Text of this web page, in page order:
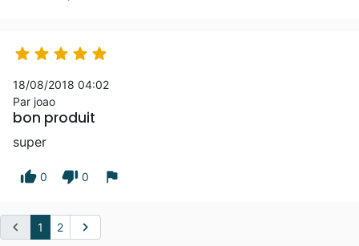
    
18/08/2018 04:02
Par joao
bon produit
super
thumb_up 0 thumb_down 0 flag
chevron_left 1 2 chevron_right